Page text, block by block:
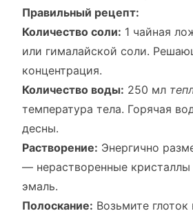
Правильный рецепт:
Количество соли: 1 чайная
или гималайской соли.
концентрация.
Количество воды: 250 мл
температура тела. Горячая
десны.
Растворение: Энергично
— нерастворенные
эмаль.
Полоскание: Возьмите